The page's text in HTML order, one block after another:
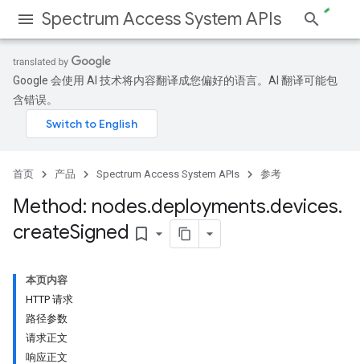
Spectrum Access System APIs
Google 会使用 AI 技术将内容翻译成您偏好的语言。AI 翻译可能包
含错误。
首页 产品 Spectrum Access System APIs 参考
Method: nodes.deployments.devices.
createSigned bookmark_border
本页内容
HTTP 请求
路径参数
请求正文
响应正文